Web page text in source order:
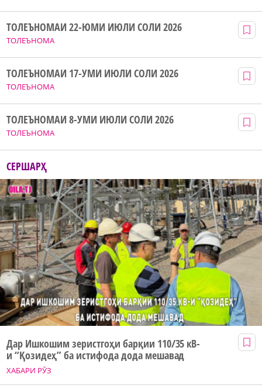
ТОЛЕЪНОМА
ТОЛЕЪНОМАИ 22-ЮМИ ИЮЛИ СОЛИ 2026
ТОЛЕЪНОМА
ТОЛЕЪНОМАИ 17-УМИ ИЮЛИ СОЛИ 2026
ТОЛЕЪНОМА
ТОЛЕЪНОМАИ 8-УМИ ИЮЛИ СОЛИ 2026
СЕРШАРҲ
ХАБАРИ РӮЗ
Дар Ишкошим зеристгоҳи барқии 110/35 кВ-
и “Қозидеҳ” ба истифода дода мешавад